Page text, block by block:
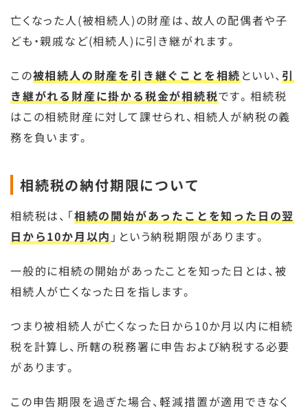
亡くなった人(被相続人)の財産は、故人の配偶者や子
ども・親戚など(相続人)に引き継がれます。
この被相続人の財産を引き継ぐことを相続 といい、 引
き継がれる財産に掛かる税金が相続税です。相続税
はこの相続財産に対して課せられ、相続人が納税の義
務を負います。
相続税の納付期限について
相続税は、「相続の開始があったことを知った日の翌
日から10か月以内 」という納税期限があります。
一般的に相続の開始があったことを知った日とは、被
相続人が亡くなった日を指します。
つまり被相続人が亡くなった日から10か月以内に相続
税を計算し、所轄の税務署に申告および納税する必要
があります。
この申告期限を過ぎた場合、軽減措置が適用できなく